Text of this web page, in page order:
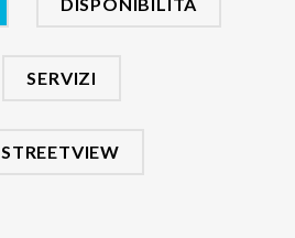
SERVIZI
STREETVIEW